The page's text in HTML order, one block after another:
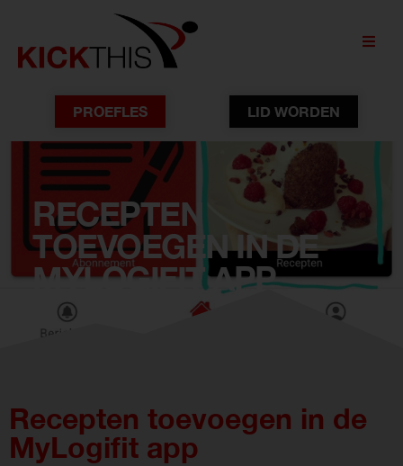
PROEFLES LID WORDEN
RECEPTEN
TOEVOEGEN IN DE
MYLOGIFIT APP
Recepten toevoegen in de
MyLogifit app